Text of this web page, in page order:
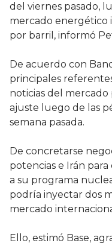
del viernes pasado,
mercado energético
por barril, informó
De acuerdo con
principales
noticias del
ajuste luego de las
semana pasada.
De concretarse
potencias e Irán
a su programa
podría inyectar dos
mercado
Ello, estimó Base,